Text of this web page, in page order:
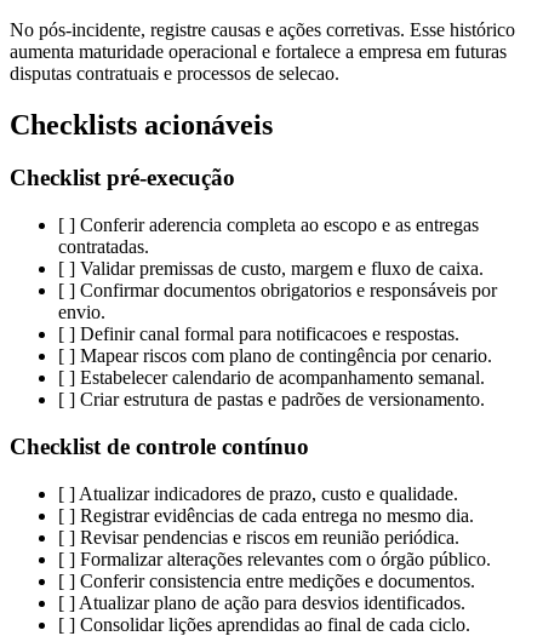
No pós-incidente, registre causas e ações corretivas. Esse histórico
aumenta maturidade operacional e fortalece a empresa em futuras
disputas contratuais e processos de selecao.
Checklists acionáveis
Checklist pré-execução
[ ] Conferir aderencia completa ao escopo e as entregas
contratadas.
[ ] Validar premissas de custo, margem e fluxo de caixa.
[ ] Confirmar documentos obrigatorios e responsáveis por
envio.
[ ] Definir canal formal para notificacoes e respostas.
[ ] Mapear riscos com plano de contingência por cenario.
[ ] Estabelecer calendario de acompanhamento semanal.
[ ] Criar estrutura de pastas e padrões de versionamento.
Checklist de controle contínuo
[ ] Atualizar indicadores de prazo, custo e qualidade.
[ ] Registrar evidências de cada entrega no mesmo dia.
[ ] Revisar pendencias e riscos em reunião periódica.
[ ] Formalizar alterações relevantes com o órgão público.
[ ] Conferir consistencia entre medições e documentos.
[ ] Atualizar plano de ação para desvios identificados.
[ ] Consolidar lições aprendidas ao final de cada ciclo.